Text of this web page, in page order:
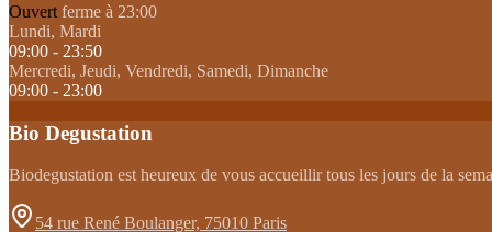
Ouvert ferme à 23:00
Lundi, Mardi
09:00 - 23:50
Mercredi, Jeudi, Vendredi, Samedi, Dimanche
09:00 - 23:00
Bio Degustation
Biodegustation est heureux de vous accueillir tous les jours de la
54 rue René Boulanger, 75010 Paris